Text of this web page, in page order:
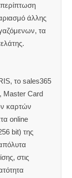
άλλης
τα
το sales365
Master Card
καρτών
online
bit) της
στις